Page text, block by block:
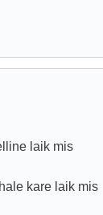
laik mis
kare laik mis